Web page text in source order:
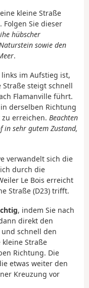
kleine Straße
Sie dieser
hübscher
sowie den
.
im Aufstieg ist,
Straße steigt schnell
Flamanville führt.
derselben Richtung
erreichen. Beachten
in sehr gutem Zustand,
verwandelt sich die
durch die
Le Bois erreicht
Straße (D23) trifft.
, indem Sie nach
direkt den
schnell den
Straße
Richtung. Die
etwas weiter den
Kreuzung vor